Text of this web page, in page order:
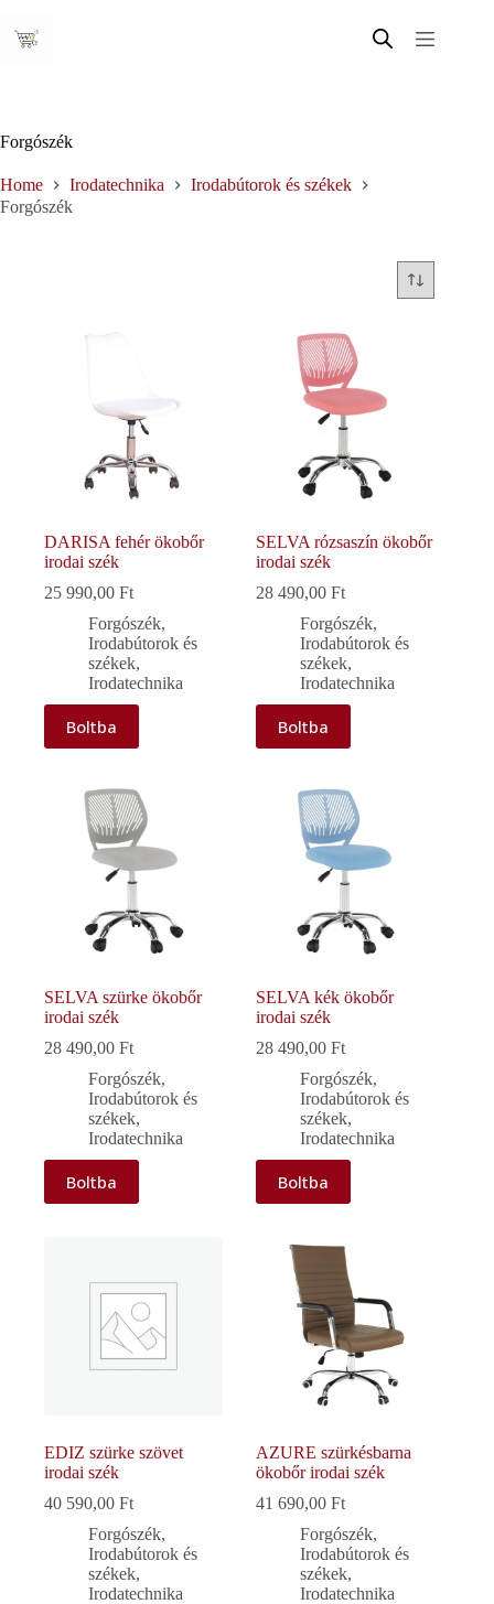
content
Forgószék
Home Irodatechnika
Irodabútorok és székek
Forgószék
DARISA fehér ökobőr
irodai szék
25 990,00 Ft
Forgószék,
Irodabútorok és
székek,
Irodatechnika
Boltba
SELVA rózsaszín ökobőr
irodai szék
28 490,00Ft
Forgószék,
Irodabútorok és
székek,
Irodatechnika
Boltba
SELVA szürke ökobőr
irodai szék
28 490,00 Ft
Forgószék,
Irodabútorok és
székek,
Irodatechnika
Boltba
SELVA kék ökobőr
irodai szék
28 490,00Ft
Forgószék,
Irodabútorok és
székek,
Irodatechnika
Boltba
EDIZ szürke szövet
irodai szék
40 590,00 Ft
Forgószék,
Irodabútorok és
székek,
Irodatechnika
AZURE szürkésbarna
ökobőr irodai szék
41 690,00Ft
Forgószék,
Irodabútorok és
székek,
Irodatechnika